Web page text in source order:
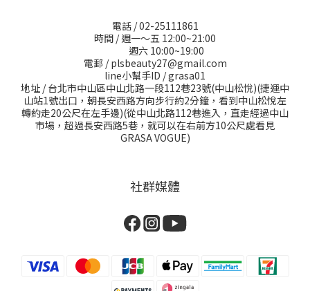
電話 / 02-25111861
時間 / 週一～五 12:00~21:00
週六 10:00~19:00
電郵 / plsbeauty27@gmail.com
line小幫手ID / grasa01
地址 / 台北市中山區中山北路一段112巷23號(中山松悅)(捷運中
山站1號出口，朝長安西路方向步行約2分鐘，看到中山松悅左
轉約走20公尺在左手邊)(從中山北路112巷進入，直走經過中山
市場，超過長安西路5巷，就可以在右前方10公尺處看見
GRASA VOGUE)
社群媒體